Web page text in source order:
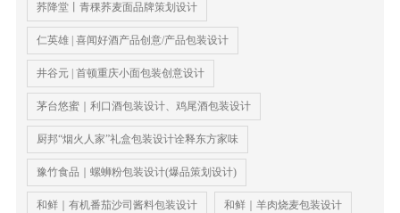
荞降堂丨青稞荞麦面品牌策划设计
仁英雄 | 喜闻好酒产品创意/产品包装设计
井谷元 | 首顿重庆小面包装创意设计
茅台悠蜜｜利口酒包装设计、鸡尾酒包装设计
厨邦“烟火人家”礼盒包装设计诠释东方家味
豫竹食品｜螺蛳粉包装设计(爆品策划设计)
和鲜｜有机番茄沙司酱料包装设计 和鲜｜羊肉烧麦包装设计